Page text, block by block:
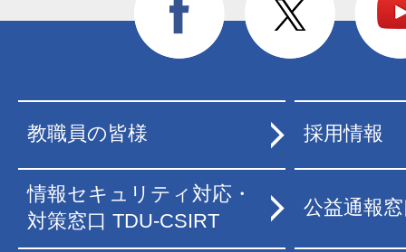
教職員の皆様 採用情報
情報セキュリティ対応・
対策窓口 TDU-CSIRT
公益通報